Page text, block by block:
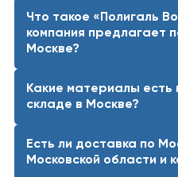
Что такое «Полигаль
компания предлагает
Москве?
Какие материалы есть
складе в Москве?
Есть ли доставка по
Московской области и